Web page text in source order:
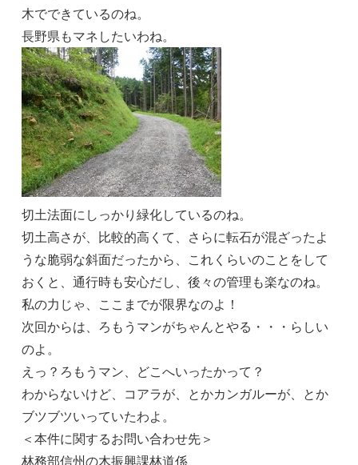
木でできているのね。
長野県もマネしたいわね。
切土法面にしっかり緑化しているのね。
切土高さが、比較的高くて、さらに転石が混ざったよ
うな脆弱な斜面だったから、これくらいのことをして
おくと、通行時も安心だし、後々の管理も楽なのね。
私の力じゃ、ここまでが限界なのよ！
次回からは、ろもうマンがちゃんとやる・・・らしい
のよ。
えっ？ろもうマン、どこへいったかって？
わからないけど、コアラが、とかカンガルーが、とか
ブツブツいっていたわよ。
＜本件に関するお問い合わせ先＞
林務部信州の木振興課林道係